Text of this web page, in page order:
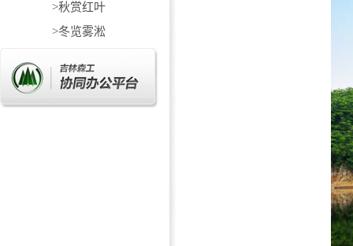
>秋赏红叶
>冬览雾淞